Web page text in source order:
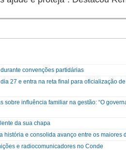
convenções partidárias
27 e entra na reta final para oficialização
sobre influência familiar na gestão: “O
da sua chapa
história e consolida avanço entre os maiores
e radiocomunicadores no Conde